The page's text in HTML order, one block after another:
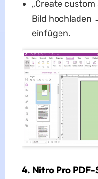
„Create
Bild hochladen
einfügen.
4. Nitro Pro